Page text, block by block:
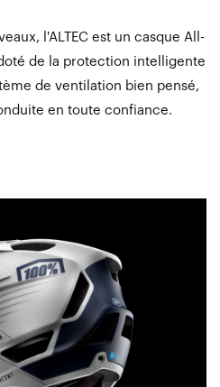
l'ALTEC est un casque All-
de la protection intelligente
de ventilation bien pensé,
en toute confiance.